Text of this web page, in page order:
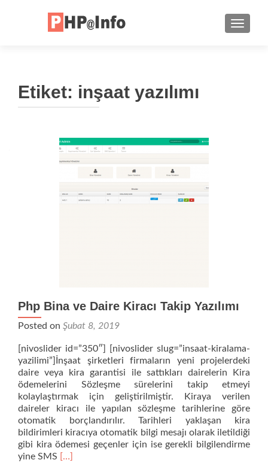
Etiket: inşaat yazılımı
Php Bina ve Daire Kiracı Takip Yazılımı
Posted on Şubat 8, 2019
[nivoslider id=”350″] [nivoslider slug=”insaat-kiralama-
yazilimi”]İnşaat şirketleri firmaların yeni projelerdeki
daire veya kira garantisi ile sattıkları dairelerin Kira
ödemelerini Sözleşme sürelerini takip etmeyi
kolaylaştırmak için geliştirilmiştir. Kiraya verilen
daireler kiracı ile yapılan sözleşme tarihlerine göre
otomatik borçlandırılır. Tarihleri yaklaşan kira
bildirimleri kiracıya otomatik bilgi mesajı olarak iletildiği
gibi kira ödemesi geçenler için ise gerekli bilgilendirme
yine SMS Read
[…]